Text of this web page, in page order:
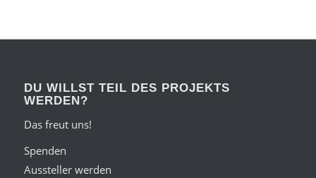
DU WILLST TEIL DES PROJEKTS
WERDEN?
Das freut uns!
Spenden
Aussteller werden